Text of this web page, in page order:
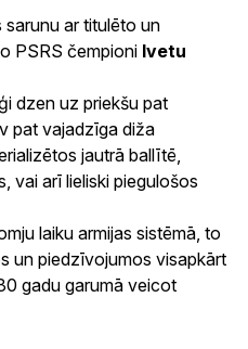
sarunu ar titulēto un
PSRS čempioni Ivetu
dzen uz priekšu pat
pat vajadzīga diža
jautrā ballītē,
vai arī lieliski piegulošos
laiku armijas sistēmā, to
un piedzīvojumos visapkārt
gadu garumā veicot